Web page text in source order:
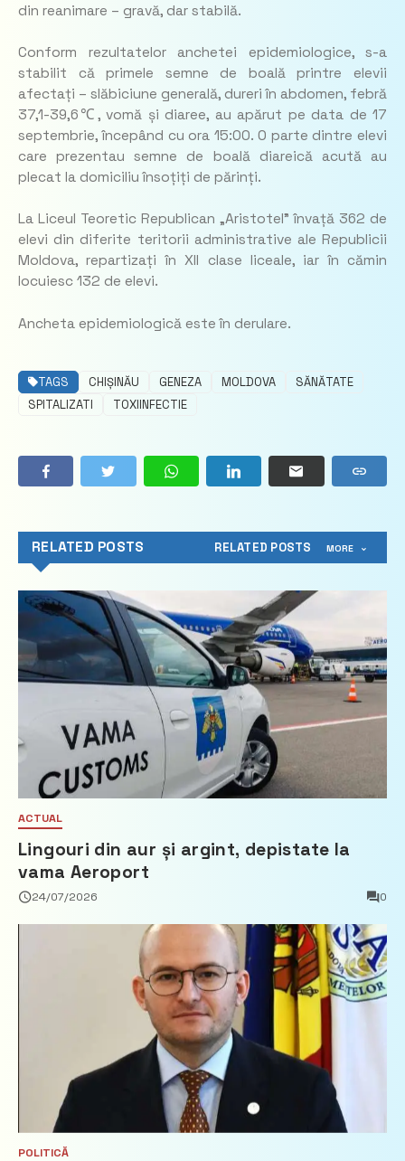
din reanimare – gravă, dar stabilă.
Conform rezultatelor anchetei epidemiologice, s-a
stabilit că primele semne de boală printre elevii
afectați – slăbiciune generală, dureri în abdomen, febră
37,1-39,6℃, vomă și diaree, au apărut pe data de 17
septembrie, începând cu ora 15:00. O parte dintre elevi
care prezentau semne de boală diareică acută au
plecat la domiciliu însoțiți de părinți.
La Liceul Teoretic Republican „Aristotel” învață 362 de
elevi din diferite teritorii administrative ale Republicii
Moldova, repartizați în XII clase liceale, iar în cămin
locuiesc 132 de elevi.
Ancheta epidemiologică este în derulare.
TAGS CHIȘINĂU GENEZA MOLDOVA
SĂNĂTATE
SPITALIZATI
TOXIINFECTIE
RELATED POSTS RELATED POSTS MORE
ACTUAL
Lingouri din aur și argint, depistate la
vama Aeroport
24/07/2026 0
POLITICĂ